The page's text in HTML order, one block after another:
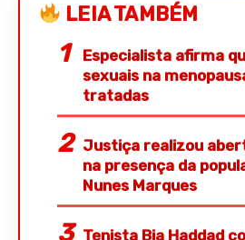
LEIA TAMBÉM
Especialista afirma
sexuais na
tratadas
Justiça realizou
na presença da
Nunes Marques
Tenista Bia Haddad